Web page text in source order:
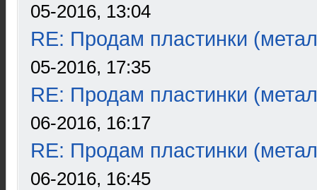
05-2016, 13:04
RE: Продам пластинки
05-2016, 17:35
RE: Продам пластинки
06-2016, 16:17
RE: Продам пластинки
06-2016, 16:45